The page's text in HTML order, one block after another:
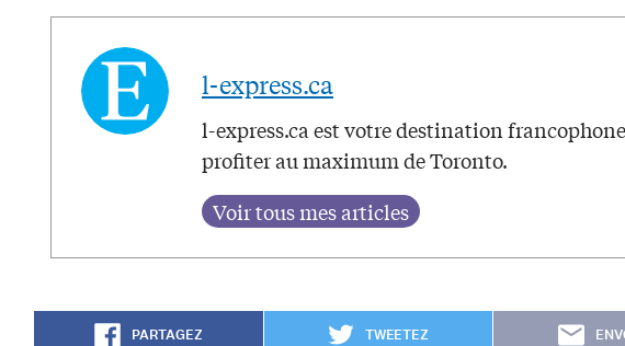
l-express.ca
l-express.ca est votre destination
profiter au maximum de Toronto.
PARTAGEZ TWEETEZ